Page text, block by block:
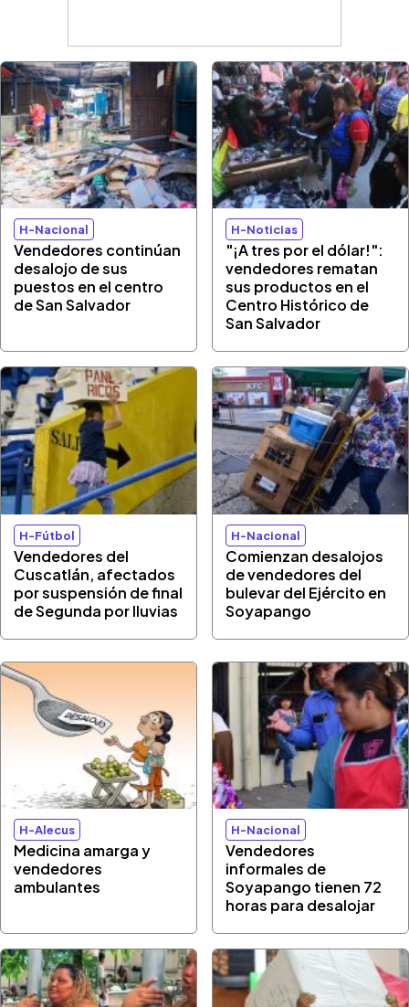
H-Nacional
Vendedores continúan
desalojo de sus
puestos en el centro
de San Salvador
H-Noticias
"¡A tres por el dólar!":
vendedores rematan
sus productos en el
Centro Histórico de
San Salvador
H-Fútbol
Vendedores del
Cuscatlán, afectados
por suspensión de final
de Segunda por lluvias
H-Nacional
Comienzan desalojos
de vendedores del
bulevar del Ejército en
Soyapango
H-Alecus
Medicina amarga y
vendedores
ambulantes
H-Nacional
Vendedores
informales de
Soyapango tienen 72
horas para desalojar